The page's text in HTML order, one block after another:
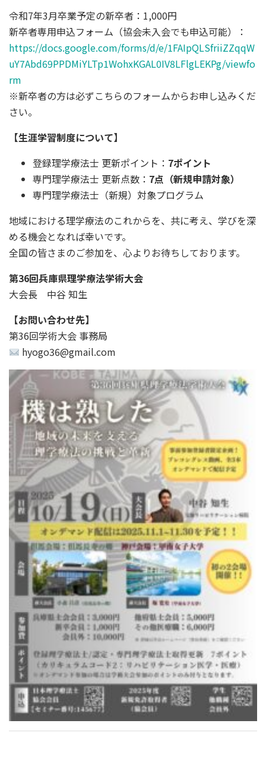
令和7年3月卒業予定の新卒者：1,000円
新卒者専用申込フォーム（協会未入会でも申込可能）：
https://docs.google.com/forms/d/e/1FAIpQLSfriiZZqqW
uY7Abd69PPDMiYLTp1WohxKGAL0IV8LFlgLEKPg/viewfo
rm
※新卒者の方は必ずこちらのフォームからお申し込みくだ
さい。
【生涯学習制度について】
登録理学療法士 更新ポイント： 7ポイント
専門理学療法士 更新点数： 7点（新規申請対象）
専門理学療法士（新規）対象プログラム
地域における理学療法のこれからを、共に考え、学びを深
める機会となれば幸いです。
全国の皆さまのご参加を、心よりお待ちしております。
第36回兵庫県理学療法学術大会
大会長 中谷 知生
【お問い合わせ先】
第36回学術大会 事務局
hyogo36@gmail.com